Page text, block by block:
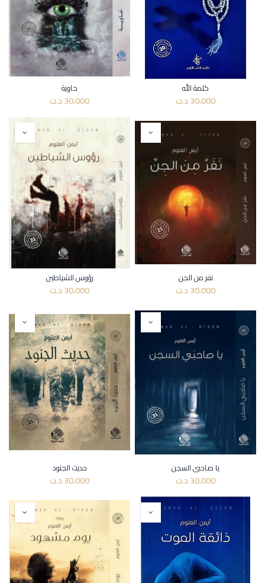
كلمة الله
30.000د.ت
خاوية
30.000د.ت
نفر من الجن
30.000د.ت
رؤوس الشياطين
30.000د.ت
يا صاحبي السجن
30.000د.ت
حديث الجنود
30.000د.ت